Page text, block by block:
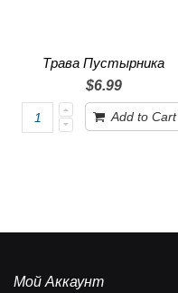
Трава Пустырника
$6.99
Add to Cart
Мой Аккаунт